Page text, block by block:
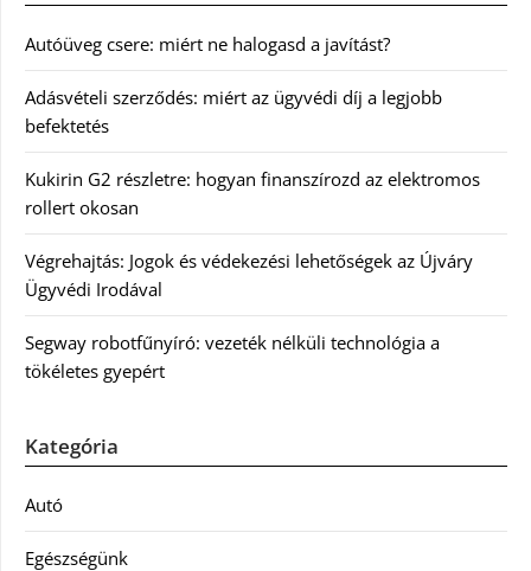
Autóüveg csere: miért ne halogasd a javítást?
Adásvételi szerződés: miért az ügyvédi díj a legjobb
befektetés
Kukirin G2 részletre: hogyan finanszírozd az elektromos
rollert okosan
Végrehajtás: Jogok és védekezési lehetőségek az Újváry
Ügyvédi Irodával
Segway robotfűnyíró: vezeték nélküli technológia a
tökéletes gyepért
Kategória
Autó
Egészségünk